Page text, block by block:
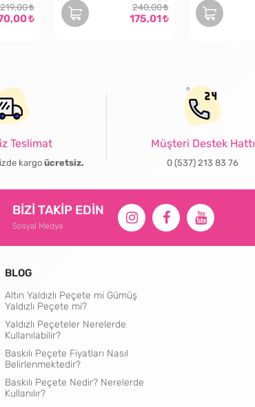
219,00
240,00
175,01
Teslimat
kargoücretsiz.
Müşteri Destek Hattı
0 (537) 213 83 76
BİZİ TAKİP EDİN
Sosyal Medya
BLOG
Altın Yaldızlı Peçete mi Gümüş
Yaldızlı Peçete mi?
Yaldızlı Peçeteler Nerelerde
Kullanılabilir?
Baskılı Peçete Fiyatları Nasıl
Belirlenmektedir?
Baskılı Peçete Nedir? Nerelerde
Kullanılır?